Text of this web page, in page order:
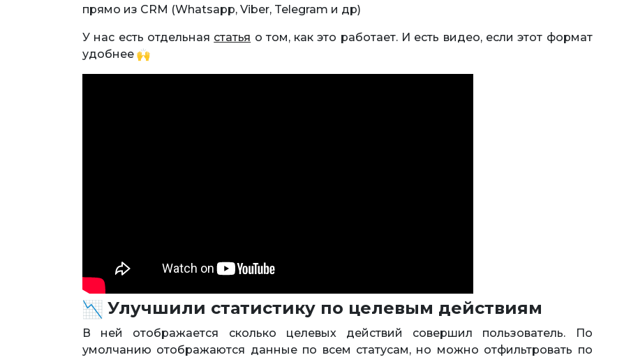
прямо из CRM (Whatsapp, Viber, Telegram и др)
У нас есть отдельная статья о том, как это работает. И есть видео, если этот формат
удобнее
Улучшили статистику по целевым действиям
В ней отображается сколько целевых действий совершил пользователь. По
умолчанию отображаются данные по всем статусам, но можно отфильтровать по